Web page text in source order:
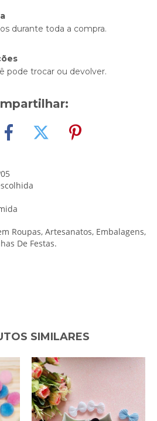
durante toda a compra.
pode trocar ou devolver.
Roupas, Artesanatos, Embalagens,
De Festas.
SIMILARES